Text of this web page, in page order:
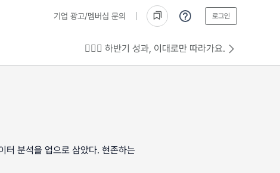
기업 광고/멤버십 문의 로그인
💁🏻‍♂️ 하반기 성과, 이대로만 따라가요.
터 분석을 업으로 삼았다. 현존하는